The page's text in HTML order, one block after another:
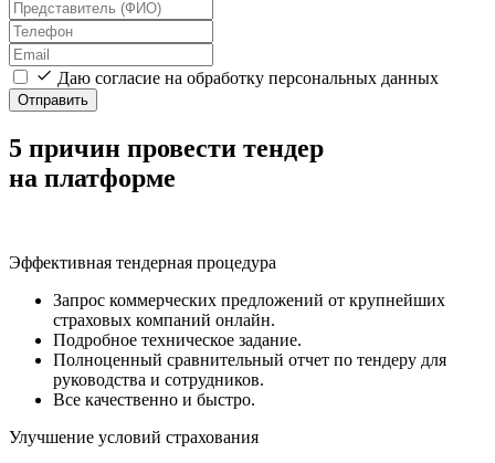
Даю согласие на обработку персональных данных
Отправить
5 причин провести тендер
на платформе
Эффективная тендерная процедура
Запрос коммерческих предложений от крупнейших
страховых компаний онлайн.
Подробное техническое задание.
Полноценный сравнительный отчет по тендеру для
руководства и сотрудников.
Все качественно и быстро.
Улучшение условий страхования